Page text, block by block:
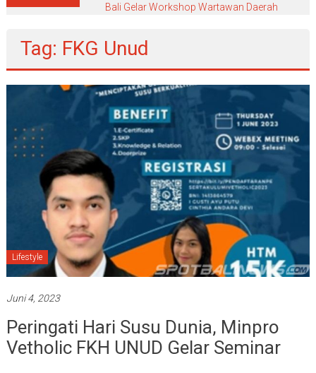
Bali Gelar Workshop Wartawan Daerah
Tag: FKG Unud
Lifestyle
Juni 4, 2023
Peringati Hari Susu Dunia, Minpro
Vetholic FKH UNUD Gelar Seminar